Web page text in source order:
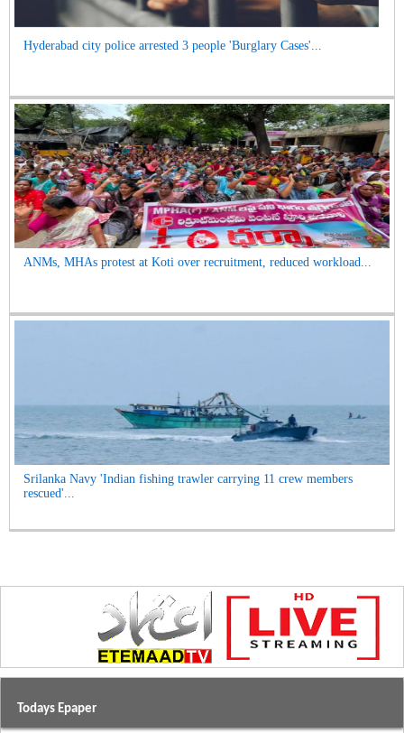
Hyderabad city police arrested 3 people 'Burglary Cases'...
ANMs, MHAs protest at Koti over recruitment, reduced workload...
Srilanka Navy 'Indian fishing trawler carrying 11 crew members
rescued'...
Todays Epaper